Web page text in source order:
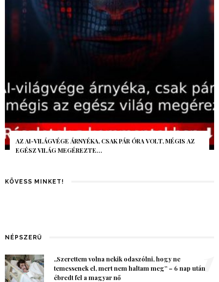
AZ AI-VILÁGVÉGE ÁRNYÉKA, CSAK PÁR ÓRA VOLT, MÉGIS AZ
EGÉSZ VILÁG MEGÉREZTE…
KÖVESS MINKET!
NÉPSZERŰ
„Szerettem volna nekik odaszólni, hogy ne
temessenek el, mert nem haltam meg” – 6 nap után
ébredt fel a magyar nő
1